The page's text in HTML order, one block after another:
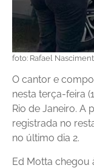
foto: Rafael
O cantor e
nesta terça-feira
Rio de Janeiro. A
registrada no
no último dia 2.
Ed Motta chegou